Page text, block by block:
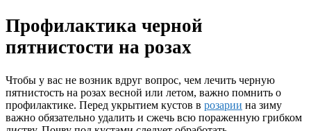
Профилактика черной
пятнистости на розах
Чтобы у вас не возник вдруг вопрос, чем лечить черную
пятнистость на розах весной или летом, важно помнить о
профилактике. Перед укрытием кустов в розарии на зиму
важно обязательно удалить и сжечь всю пораженную грибком